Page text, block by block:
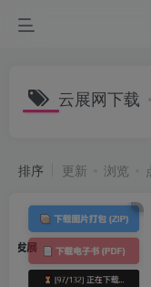
云展网下载
排序 更新 浏览